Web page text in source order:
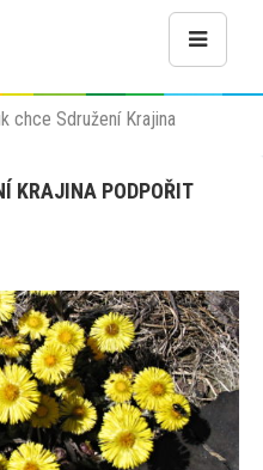
chce Sdružení Krajina
KRAJINA PODPOŘIT